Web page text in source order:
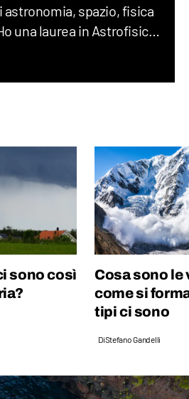
spazio, fisica
una laurea in Astrofisica,
della Scienza
sono così
Cosa sono le
come si
tipi ci sono
DiStefano Gandelli